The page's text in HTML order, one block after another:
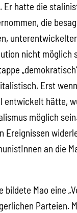
Er hatte die
die
nicht möglich
Erst
entwickelt hätte,
möglich
Ereignissen
an die
bildete Mao eine
Parteien.